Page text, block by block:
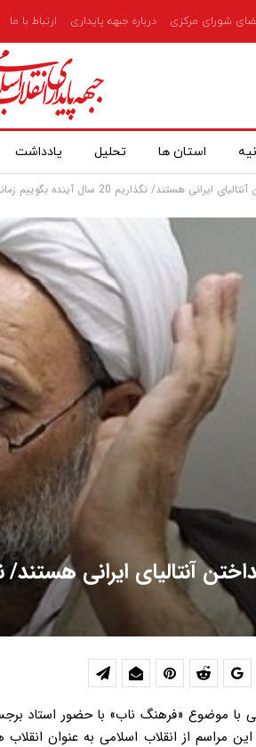
شورای مرکزی درباره جبهه پایداری ارتباط با ما
استان ها تحلیل یادداشت
نگذاریم 20 سال آینده بگوییم زمانی ما هم اسلامی بودیم
با موضوع «فرهنگ ناب» با حضور استاد
مراسم از انقلاب اسلامی به عنوان